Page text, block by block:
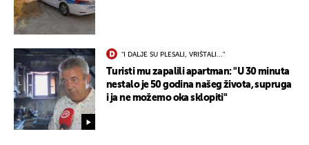
"I DALJE SU PLESALI, VRIŠTALI..."
Turisti mu zapalili apartman: "U 30 minuta
nestalo je 50 godina našeg života, supruga
i ja ne možemo oka sklopiti"